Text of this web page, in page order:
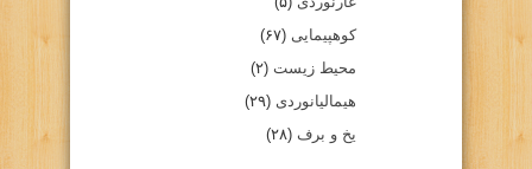
کوهپیمایی (۶۷)
محیط زیست (۲)
هیمالیانوردی (۲۹)
یخ و برف (۲۸)